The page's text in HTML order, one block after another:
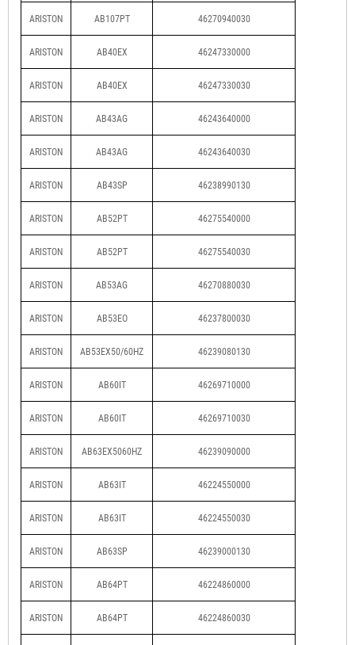
ARISTON AB107PT 46270940030
ARISTON AB40EX 46247330000
ARISTON AB40EX 46247330030
ARISTON AB43AG 46243640000
ARISTON AB43AG 46243640030
ARISTON AB43SP 46238990130
ARISTON AB52PT 46275540000
ARISTON AB52PT 46275540030
ARISTON AB53AG 46270880030
ARISTON AB53EO 46237800030
ARISTON AB53EX50/60HZ 46239080130
ARISTON AB60IT 46269710000
ARISTON AB60IT 46269710030
ARISTON AB63EX5060HZ 46239090000
ARISTON AB63IT 46224550000
ARISTON AB63IT 46224550030
ARISTON AB63SP 46239000130
ARISTON AB64PT 46224860000
ARISTON AB64PT 46224860030